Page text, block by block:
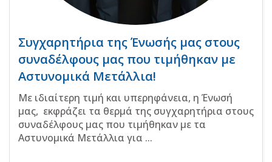
Συγχαρητήρια της Ένωσής μας στους
συναδέλφους μας που τιμήθηκαν με
Αστυνομικά Μετάλλια!
Με ιδιαίτερη τιμή και υπερηφάνεια, η Ένωσή
μας, εκφράζει τα θερμά της συγχαρητήρια στους
συναδέλφους μας που τιμήθηκαν με τα
Αστυνομικά Μετάλλια για ...